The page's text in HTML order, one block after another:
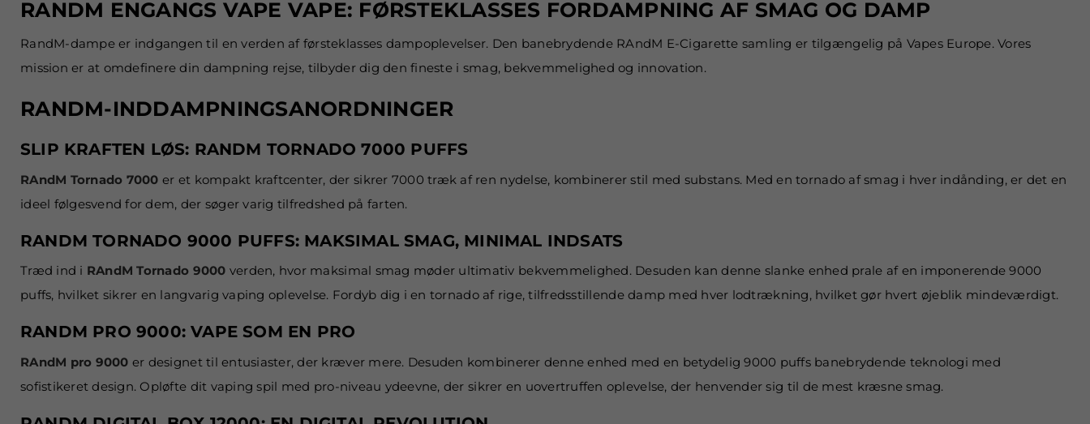
RANDM ENGANGS VAPE VAPE: FØRSTEKLASSES FORDAMPNING AF SMAG OG DAMP
RandM-dampe er indgangen til en verden af førsteklasses dampoplevelser. Den banebrydende RAndM E-Cigarette samling er tilgængelig på Vapes Europe. Vores
mission er at omdefinere din dampning rejse, tilbyder dig den fineste i smag, bekvemmelighed og innovation.
RANDM-INDDAMPNINGSANORDNINGER
SLIP KRAFTEN LØS: RANDM TORNADO 7000 PUFFS
RAndM Tornado 7000 er et kompakt kraftcenter, der sikrer 7000 træk af ren nydelse, kombinerer stil med substans. Med en tornado af smag i hver indånding, er det en
ideel følgesvend for dem, der søger varig tilfredshed på farten.
RANDM TORNADO 9000 PUFFS: MAKSIMAL SMAG, MINIMAL INDSATS
Træd ind i RAndM Tornado 9000 verden, hvor maksimal smag møder ultimativ bekvemmelighed. Desuden kan denne slanke enhed prale af en imponerende 9000
puffs, hvilket sikrer en langvarig vaping oplevelse. Fordyb dig i en tornado af rige, tilfredsstillende damp med hver lodtrækning, hvilket gør hvert øjeblik mindeværdigt.
RANDM PRO 9000: VAPE SOM EN PRO
RAndM pro 9000 er designet til entusiaster, der kræver mere. Desuden kombinerer denne enhed med en betydelig 9000 puffs banebrydende teknologi med
sofistikeret design. Opløfte dit vaping spil med pro-niveau ydeevne, der sikrer en uovertruffen oplevelse, der henvender sig til de mest kræsne smag.